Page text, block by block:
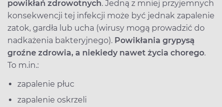
powikłań zdrowotnych. Jedną z mniej przyjemnych
konsekwencji tej infekcji może być jednak zapalenie
zatok, gardła lub ucha (wirusy mogą prowadzić do
nadkażenia bakteryjnego). Powikłania grypysą
groźne zdrowia, a niekiedy nawet życia chorego.
To m.in.:
zapalenie płuc
zapalenie oskrzeli